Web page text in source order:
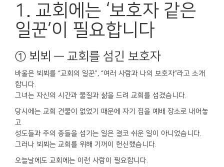
1. 교회에는 ‘보호자 같은
일꾼’이 필요합니다
① 뵈뵈 — 교회를 섬긴 보호자
바울은 뵈뵈를 “교회의 일꾼”, “여러 사람과 나의 보호자”라고 소개
합니다.
그녀는 자신의 시간과 물질과 삶을 드려 교회를 섬겼습니다.
당시에는 교회 건물이 없었기 때문에 자기 집을 예배 장소로 내어놓
고
성도들과 주의 종들을 섬기는 일은 결코 쉬운 일이 아니었습니다.
그러나 뵈뵈는 교회를 위해 기꺼이 헌신했습니다.
오늘날에도 교회에는 이런 사람이 필요합니다.